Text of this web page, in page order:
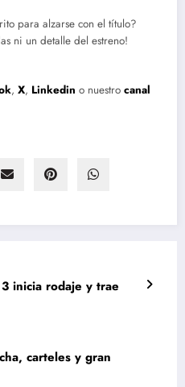
para alzarse con el título?
ni un detalle del estreno!
, X, Linkedin o nuestro canal
inicia rodaje y trae
carteles y gran